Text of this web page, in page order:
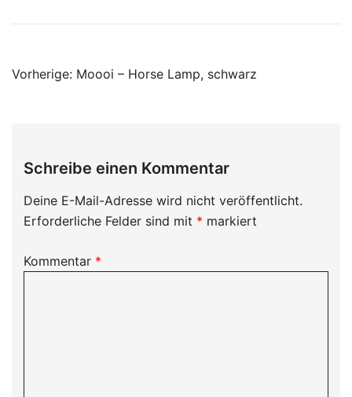
Beitragsnavigation
Vorherige: Moooi – Horse Lamp, schwarz
Schreibe einen Kommentar
Deine E-Mail-Adresse wird nicht veröffentlicht.
Erforderliche Felder sind mit * markiert
Kommentar *